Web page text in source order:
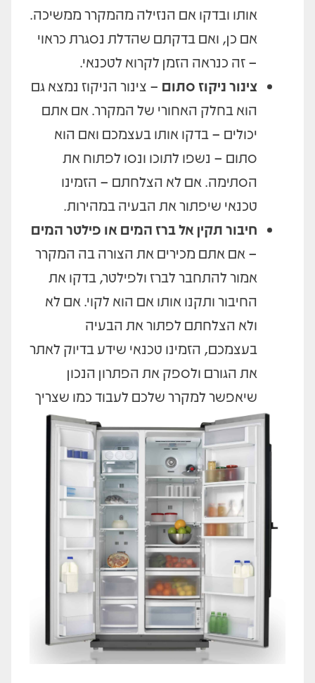
אותו ובדקו אם הנזילה מהמקרר ממשיכה.
אם כן, ואם בדקתם שהדלת נסגרת כראוי
– זה כנראה הזמן לקרוא לטכנאי.
צינור ניקוז סתום – צינור הניקוז נמצא גם
הוא בחלק האחורי של המקרר. אם אתם
יכולים – בדקו אותו בעצמכם ואם הוא
סתום – נשפו לתוכו ונסו לפתוח את
הסתימה. אם לא הצלחתם – הזמינו
טכנאי שיפתור את הבעיה במהירות.
חיבור תקין אל ברז המים או פילטר המים
– אם אתם מכירים את הצורה בה המקרר
אמור להתחבר לברז ולפילטר, בדקו את
החיבור ותקנו אותו אם הוא לקוי. אם לא
ולא הצלחתם לפתור את הבעיה
בעצמכם, הזמינו טכנאי שידע בדיוק לאתר
את הגורם ולספק את הפתרון הנכון
שיאפשר למקרר שלכם לעבוד כמו שצריך